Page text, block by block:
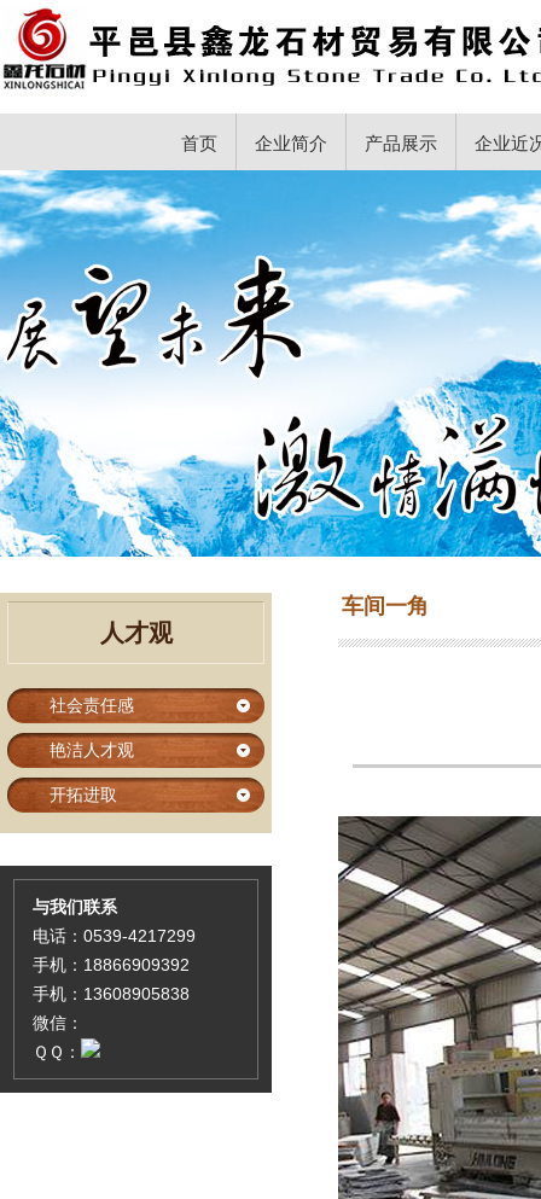
首页 企业简介 产品展示 企业近
人才观
社会责任感
艳洁人才观
开拓进取
与我们联系
电话：0539-4217299
手机：18866909392
手机：13608905838
微信：
ＱＱ：
车间一角